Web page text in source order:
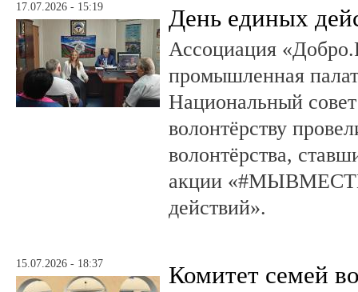
17.07.2026 - 15:19 День единых
Ассоциация
промышленная
Национальный
волонтёрству
волонтёрства,
акции
действий».
15.07.2026 - 18:37
Комитет семей